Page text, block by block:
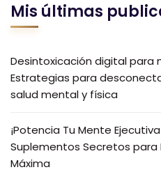
Mis últimas
Desintoxicación digital para
Estrategias para
salud mental y física
¡Potencia Tu Mente
Suplementos Secretos para
Máxima